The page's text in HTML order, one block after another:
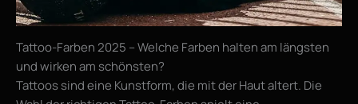
Tattoo-Farben 2025 – Welche Farben halten am längsten
und wirken am schönsten?
Tattoos sind eine Kunstform, die mit der Haut altert. Die